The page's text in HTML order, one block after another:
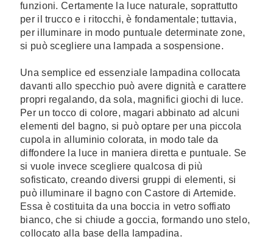
funzioni. Certamente la luce naturale, soprattutto
per il trucco e i ritocchi, è fondamentale; tuttavia,
per illuminare in modo puntuale determinate zone,
si può scegliere una lampada a sospensione.
Una semplice ed essenziale lampadina collocata
davanti allo specchio può avere dignità e carattere
propri regalando, da sola, magnifici giochi di luce.
Per un tocco di colore, magari abbinato ad alcuni
elementi del bagno, si può optare per una piccola
cupola in alluminio colorata, in modo tale da
diffondere la luce in maniera diretta e puntuale. Se
si vuole invece scegliere qualcosa di più
sofisticato, creando diversi gruppi di elementi, si
può illuminare il bagno con Castore di Artemide.
Essa è costituita da una boccia in vetro soffiato
bianco, che si chiude a goccia, formando uno stelo,
collocato alla base della lampadina.